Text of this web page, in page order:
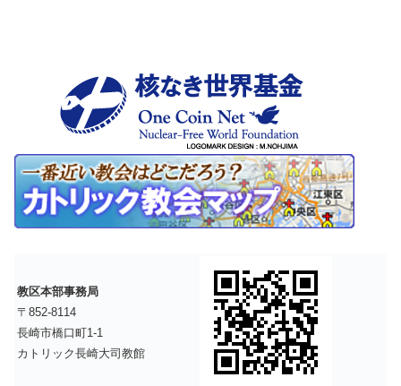
教区本部事務局
〒852-8114
長崎市橋口町1-1
カトリック長崎大司教館